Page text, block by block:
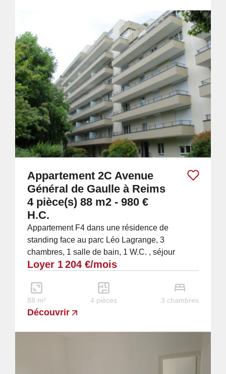
Appartement 2C Avenue
Général de Gaulle à Reims
4 pièce(s) 88 m2 - 980 €
H.C.
Appartement F4 dans une résidence de
standing face au parc Léo Lagrange, 3
chambres, 1 salle de bain, 1 W.C. , séjour
lumineux avec balcon exposé plein sud, cuisine
Loyer 1 204 €/mois
88 m² 4 pièces 3 chambres
Découvrir